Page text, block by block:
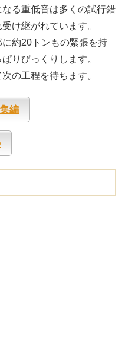
る重低音は多くの試行錯
け継がれています。
約20トンもの緊張を持
りびっくりします。
の工程を待ちます。
編